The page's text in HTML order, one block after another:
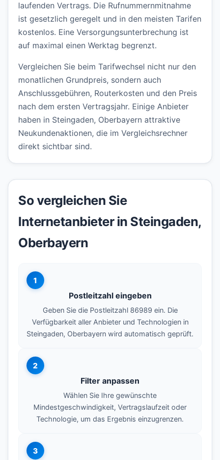
laufenden Vertrags. Die Rufnummernmitnahme
ist gesetzlich geregelt und in den meisten Tarifen
kostenlos. Eine Versorgungsunterbrechung ist
auf maximal einen Werktag begrenzt.
Vergleichen Sie beim Tarifwechsel nicht nur den
monatlichen Grundpreis, sondern auch
Anschlussgebühren, Routerkosten und den Preis
nach dem ersten Vertragsjahr. Einige Anbieter
haben in Steingaden, Oberbayern attraktive
Neukundenaktionen, die im Vergleichsrechner
direkt sichtbar sind.
So vergleichen Sie
Internetanbieter in Steingaden,
Oberbayern
1
Postleitzahl eingeben
Geben Sie die Postleitzahl 86989 ein. Die
Verfügbarkeit aller Anbieter und Technologien in
Steingaden, Oberbayern wird automatisch geprüft.
2
Filter anpassen
Wählen Sie Ihre gewünschte
Mindestgeschwindigkeit, Vertragslaufzeit oder
Technologie, um das Ergebnis einzugrenzen.
3